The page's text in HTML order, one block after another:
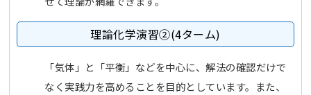
理論化学演習②(4ターム)
「気体」と「平衡」などを中心に、解法の確認だけで
なく実践力を高めることを目的としています。また、